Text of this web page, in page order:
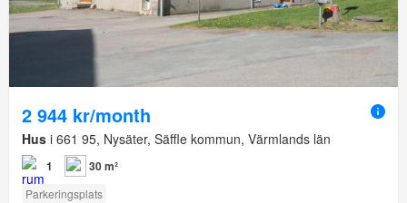
2 944 kr/month
Hus i 661 95, Nysäter, Säffle kommun, Värmlands län
1 30 m²
Parkeringsplats